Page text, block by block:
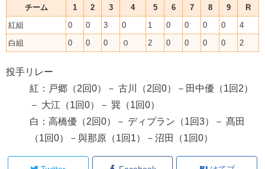
チーム 1 2 3 4 5 6 7 8 9
R
紅組
0 0 3 0 1 0 0 0 0
4
白組
0 0 0 ０ 2 0 0 0 0 2
投手リレー
紅：戸郷（2回0）－ 古川（2回0）－田中優（1回2）
－ 大江（1回0）－ 巽（1回0）
白：高橋優（2回0）－ ディプラン（1回3）－ 髙田
（1回0）－與那原（1回1）－沼田（1回0）